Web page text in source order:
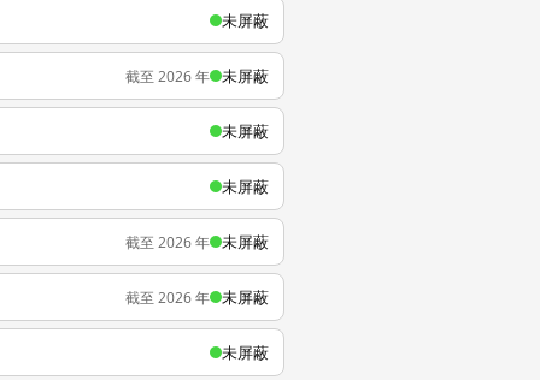
未屏蔽
截至 2026 年 未屏蔽
未屏蔽
未屏蔽
截至 2026 年 未屏蔽
截至 2026 年 未屏蔽
未屏蔽